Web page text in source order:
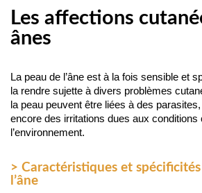
Les affections
ânes
La peau de l’âne est à la fois sensible et
la rendre sujette à divers problèmes
la peau peuvent être liées à des
encore des irritations dues aux conditions
l’environnement.
> Caractéristiques et
l’âne